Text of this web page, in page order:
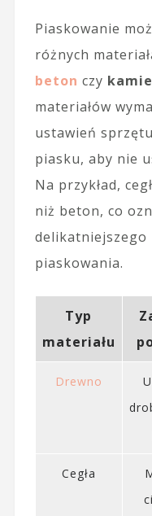
Piaskowanie
różnych
beton czy
materiałów
ustawień
piasku, aby nie
Na przykład,
niż beton, co
delikatniejszego
piaskowania.
Typ
materiału
Drewno
Cegła